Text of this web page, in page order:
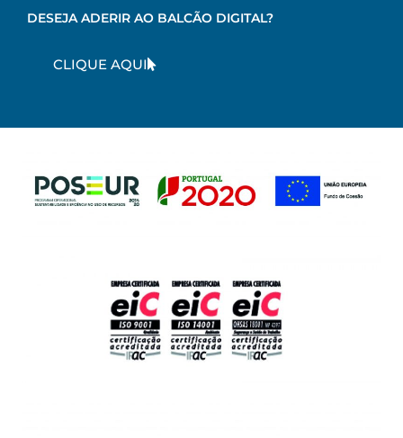
DESEJA ADERIR AO BALCÃO DIGITAL?
CLIQUE AQUI